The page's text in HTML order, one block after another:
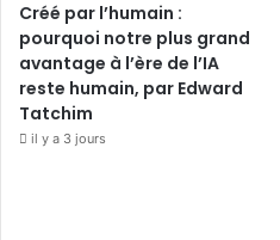
Créé par l’humain :
pourquoi notre plus grand
avantage à l’ère de l’IA
reste humain, par Edward
Tatchim
il y a 3 jours